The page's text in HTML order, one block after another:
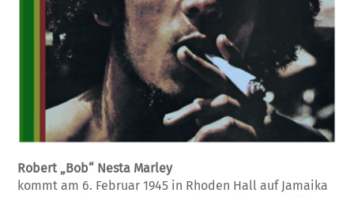
Robert „Bob“ Nesta Marley
kommt am 6. Februar 1945 in Rhoden Hall auf Jamaika